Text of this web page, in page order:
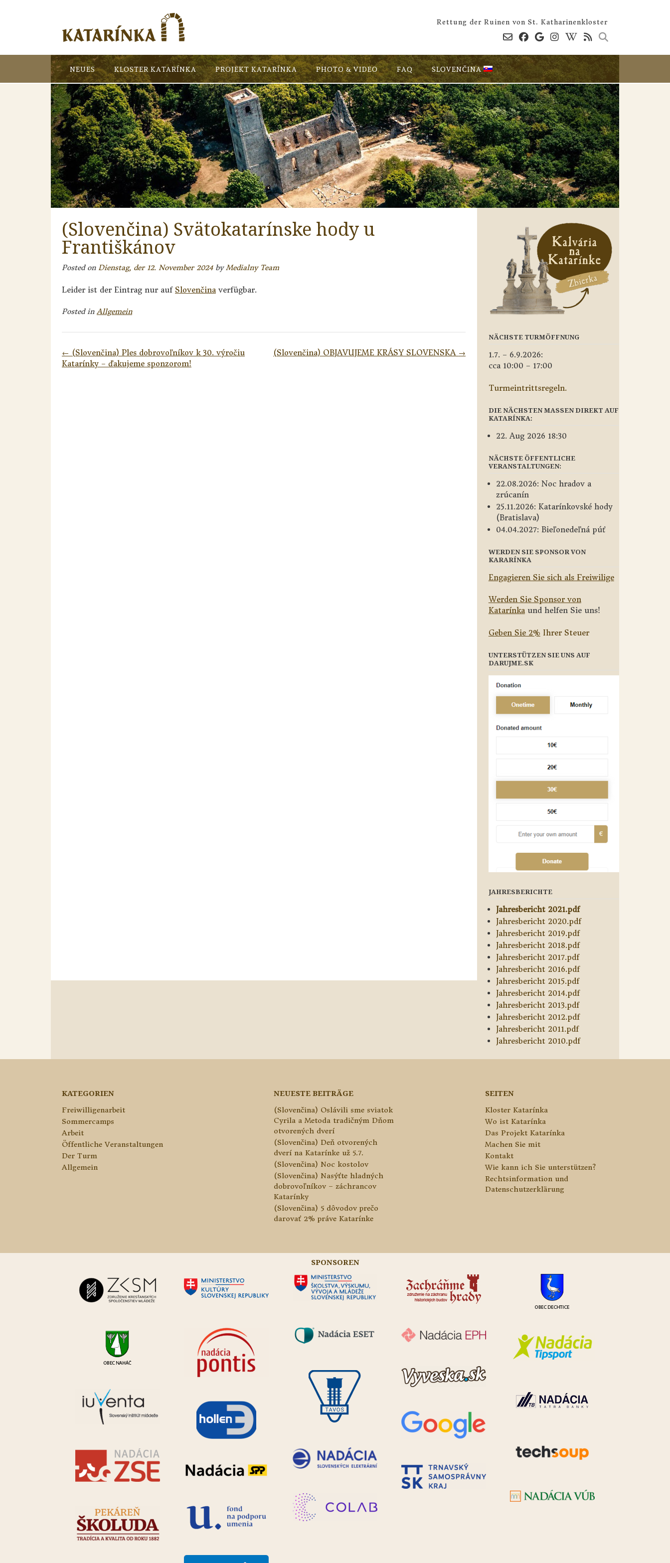
Rettung der Ruinen von St. Katharinenkloster
NEUES KLOSTER KATARÍNKA PROJEKT KATARÍNKA PHOTO & VIDEO FAQ SLOVENČINA
(Slovenčina) Svätokatarínske hody u
Františkánov
Posted on Dienstag, der 12. November 2024byMedialny Team
Leider ist der Eintrag nur auf Slovenčina verfügbar.
Posted inAllgemein
Post
navigation
(Slovenčina) OBJAVUJEME KRÁSY SLOVENSKA →
← (Slovenčina) Ples dobrovoľníkov k 30. výročiu
Katarínky – ďakujeme sponzorom!
NÄCHSTE TURMÖFFNUNG
1.7. – 6.9.2026:
cca 10:00 – 17:00
Turmeintrittsregeln.
DIE NÄCHSTEN MASSEN DIREKT AUF
KATARÍNKA:
22. Aug 2026 18:30
NÄCHSTE ÖFFENTLICHE
VERANSTALTUNGEN:
22.08.2026: Noc hradov a
zrúcanín
25.11.2026: Katarínkovské hody
(Bratislava)
04.04.2027: Bieľonedeľná púť
WERDEN SIE SPONSOR VON
KARARÍNKA
Engagieren Sie sich als Freiwilige
Werden Sie Sponsor von
Katarínkaund helfen Sie uns!
Geben Sie 2% Ihrer Steuer
UNTERSTÜTZEN SIE UNS AUF
DARUJME.SK
JAHRESBERICHTE
Jahresbericht 2021.pdf
Jahresbericht 2020.pdf
Jahresbericht 2019.pdf
Jahresbericht 2018.pdf
Jahresbericht 2017.pdf
Jahresbericht 2016.pdf
Jahresbericht 2015.pdf
Jahresbericht 2014.pdf
Jahresbericht 2013.pdf
Jahresbericht 2012.pdf
Jahresbericht 2011.pdf
Jahresbericht 2010.pdf
KATEGORIEN
Freiwilligenarbeit
Sommercamps
Arbeit
Öffentliche Veranstaltungen
Der Turm
Allgemein
NEUESTE BEITRÄGE
(Slovenčina) Oslávili sme sviatok
Cyrila a Metoda tradičným Dňom
otvorených dverí
(Slovenčina) Deň otvorených
dverí na Katarínke už 5.7.
(Slovenčina) Noc kostolov
(Slovenčina) Nasýťte hladných
dobrovoľníkov – záchrancov
Katarínky
(Slovenčina) 5 dôvodov prečo
darovať 2% práve Katarínke
SEITEN
Kloster Katarínka
Wo ist Katarínka
Das Projekt Katarínka
Machen Sie mit
Kontakt
Wie kann ich Sie unterstützen?
Rechtsinformation und
Datenschutzerklärung
SPONSOREN